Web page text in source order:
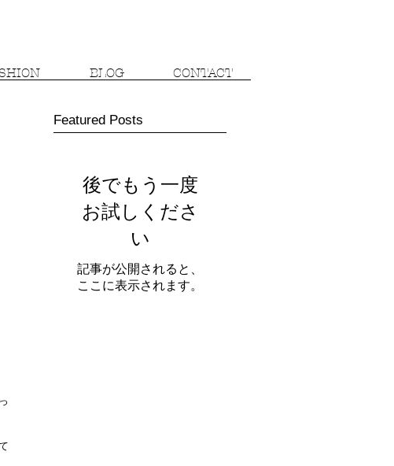
BLOG CONTACT
Featured Posts
後でもう一度
お試しくださ
い
記事が公開されると、
ここに表示されます。